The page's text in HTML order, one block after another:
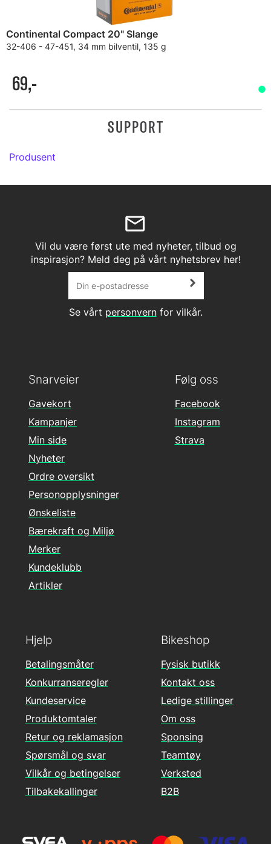
Continental Compact 20" Slange
32-406 - 47-451, 34 mm bilventil, 135 g
69,-
SUPPORT
Produsent
Vil du være først ute med nyheter, tilbud og
inspirasjon? Meld deg på vårt nyhetsbrev her!
Se vårt personvernfor vilkår.
Følg oss
Facebook
Instagram
Strava
Hjelp
Betalingsmåter
Konkurranseregler
Kundeservice
Produktomtaler
Retur og reklamasjon
Spørsmål og svar
Vilkår og betingelser
Tilbakekallinger
Snarveier
Gavekort
Kampanjer
Min side
Nyheter
Ordre oversikt
Personopplysninger
Ønskeliste
Bærekraft og Miljø
Merker
Kundeklubb
Artikler
Bikeshop
Fysisk butikk
Kontakt oss
Ledige stillinger
Om oss
Sponsing
Teamtøy
Verksted
B2B